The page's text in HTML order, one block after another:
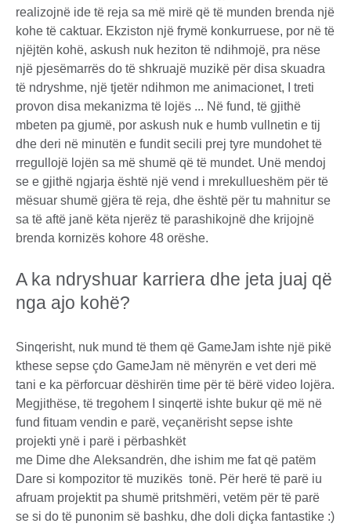
realizojnë ide të reja sa më mirë që të munden brenda një
kohe të caktuar. Ekziston një frymë konkurruese, por në të
njëjtën kohë, askush nuk heziton të ndihmojë, pra nëse
një pjesëmarrës do të shkruajë muzikë për disa skuadra
të ndryshme, një tjetër ndihmon me animacionet, I treti
provon disa mekanizma të lojës ... Në fund, të gjithë
mbeten pa gjumë, por askush nuk e humb vullnetin e tij
dhe deri në minutën e fundit secili prej tyre mundohet të
rregullojë lojën sa më shumë që të mundet. Unë mendoj
se e gjithë ngjarja është një vend i mrekullueshëm për të
mësuar shumë gjëra të reja, dhe është për tu mahnitur se
sa të aftë janë këta njerëz të parashikojnë dhe krijojnë
brenda kornizës kohore 48 orëshe.
A ka ndryshuar karriera dhe jeta juaj që
nga ajo kohë?
Sinqerisht, nuk mund të them që GameJam ishte një pikë
kthese sepse çdo GameJam në mënyrën e vet deri më
tani e ka përforcuar dëshirën time për të bërë video lojëra.
Megjithëse, të tregohem I sinqertë ishte bukur që më në
fund fituam vendin e parë, veçanërisht sepse ishte
projekti ynë i parë i përbashkët
me Dime dhe Aleksandrën, dhe ishim me fat që patëm
Dare si kompozitor të muzikës tonë. Për herë të parë iu
afruam projektit pa shumë pritshmëri, vetëm për të parë
se si do të punonim së bashku, dhe doli diçka fantastike :)